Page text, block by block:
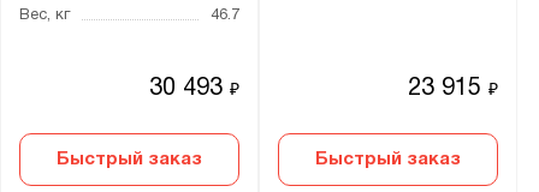
Вес, кг
46.7
30 493₽
Быстрый заказ
23 915₽
Быстрый заказ
Классик